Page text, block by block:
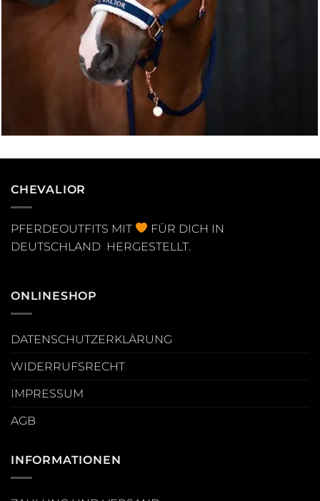
CHEVALIOR
PFERDEOUTFITS MIT
FÜR DICH IN
DEUTSCHLAND HERGESTELLT.
ONLINESHOP
DATENSCHUTZERKLÄRUNG
WIDERRUFSRECHT
IMPRESSUM
AGB
INFORMATIONEN